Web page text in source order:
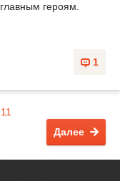
главным героям.
1
11
Далее